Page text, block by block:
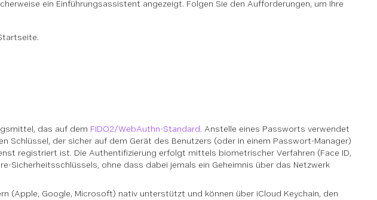
ein Einführungsassistent angezeigt. Folgen Sie den Aufforderungen, um Ihre
das auf dem FIDO2/WebAuthn-Standard. Anstelle eines Passworts verwendet
Schlüssel, der sicher auf dem Gerät des Benutzers (oder in einem Passwort-Manager)
registriert ist. Die Authentifizierung erfolgt mittels biometrischer Verfahren (Face ID,
Sicherheitsschlüssels, ohne dass dabei jemals ein Geheimnis über das Netzwerk
(Apple, Google, Microsoft) nativ unterstützt und können über iCloud Keychain, den